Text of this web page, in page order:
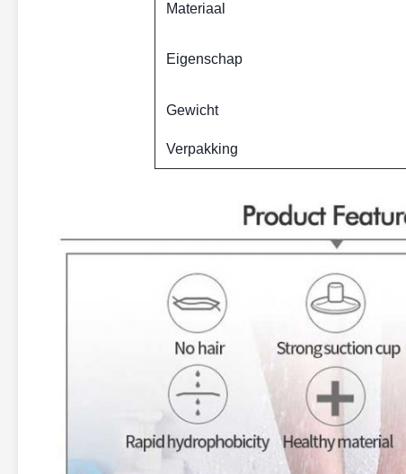
Materiaal
Eigenschap
Gewicht
Verpakking